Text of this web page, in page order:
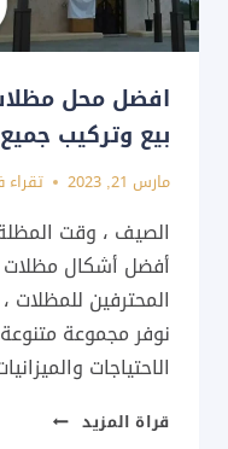
افضل محل
بيع وتركيب
مارس 21, 2023
الصيف ، وقت
أفضل أشكال مظلات
المحترفين
نوفر مجموعة
الاحتياجات
قراة المزيد افضل